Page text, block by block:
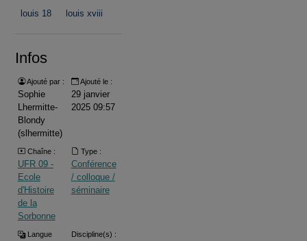
louis 18
louis xviii
Infos
Ajouté par :
Sophie
Lhermitte-
Blondy
(slhermitte)
Ajouté le :
29 janvier
2025 09:57
Chaîne :
UFR 09 -
Ecole
d'Histoire
de la
Sorbonne
Type :
Conférence
/ colloque /
séminaire
Langue
Discipline(s) :